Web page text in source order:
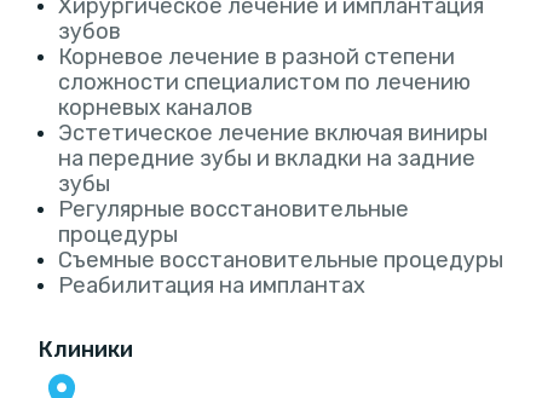
Хирургическое лечение и имплантация
зубов
Корневое лечение в разной степени
сложности специалистом по лечению
корневых каналов
Эстетическое лечение включая виниры
на передние зубы и вкладки на задние
зубы
Регулярные восстановительные
процедуры
Съемные восстановительные процедуры
Реабилитация на имплантах
Клиники